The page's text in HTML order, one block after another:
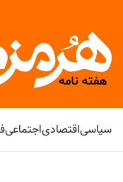
سیاسیاقتصادیاجتماعی